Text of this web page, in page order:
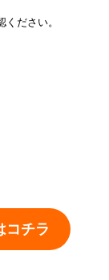
ださい。
コチラ